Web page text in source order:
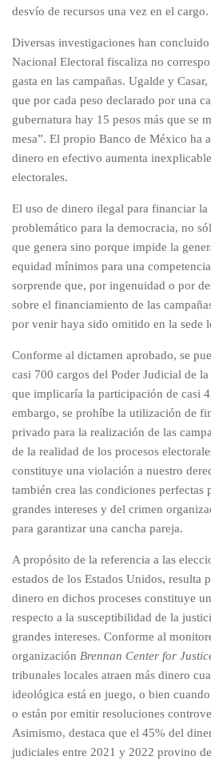
desvío de recursos una vez en el cargo.
Diversas investigaciones han
Nacional Electoral fiscaliza no
gasta en las campañas. Ugalde y
que por cada peso declarado por una
gubernatura hay 15 pesos más que se
mesa”. El propio Banco de México ha
dinero en efectivo aumenta
electorales.
El uso de dinero ilegal para financiar
problemático para la democracia, no
que genera sino porque impide la
equidad mínimos para una
sorprende que, por ingenuidad o por
sobre el financiamiento de las
por venir haya sido omitido en la sede
Conforme al dictamen aprobado, se
casi 700 cargos del Poder Judicial de
que implicaría la participación de casi
embargo, se prohíbe la utilización de
privado para la realización de las
de la realidad de los procesos
constituye una violación a nuestro
también crea las condiciones perfectas
grandes intereses y del crimen
para garantizar una cancha pareja.
A propósito de la referencia a las
estados de los Estados Unidos, resulta
dinero en dichos proceses constituye
respecto a la susceptibilidad de la
grandes intereses. Conforme al
organización Brennan Center for
tribunales locales atraen más dinero
ideológica está en juego, o bien
o están por emitir resoluciones
Asimismo, destaca que el 45% del
judiciales entre 2021 y 2022 provino